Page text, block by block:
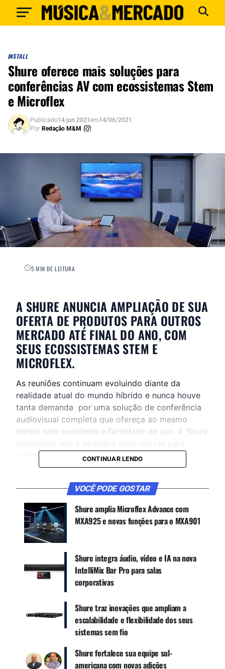
INSTALL
Shure oferece mais soluções para
conferências AV com ecossistemas Stem
e Microflex
Publicado14 jun 2021em14/06/2021
Por Redação M&M
5 MIN DE LEITURA
A SHURE ANUNCIA AMPLIAÇÃO DE SUA
OFERTA DE PRODUTOS PARA OUTROS
MERCADO ATÉ FINAL DO ANO, COM
SEUS ECOSSISTEMAS STEM E
MICROFLEX.
As reuniões continuam evoluindo diante da
realidade atual do mundo híbrido e nunca houve
tanta demanda por uma solução de conferência
audiovisual completa que ofereça ao mesmo
tempo som excelente e facilidade de uso. A Shure
outros mercados até o final de 2021.
CONTINUE ACOMPANHANDO
Receba novas matérias do Música & Mercado no
WhatsApp e no Google News.
Google News
Após a aquisição da Stem Audio no final de 2020,
a Shure está redefinindo seu premiado portfólio
de produtos para conferências de uma forma
única. Isso fortalecerá a liderança da linha de
CONTINUAR LENDO
VOCÊ PODE GOSTAR
Shure amplia Microflex Advance com
MXA925 e novas funções para o MXA901
Shure integra áudio, vídeo e IA na nova
IntelliMix Bar Pro para salas
corporativas
Shure traz inovações que ampliam a
escalabilidade e flexibilidade dos seus
sistemas sem fio
Shure fortalece sua equipe sul-
americana com novas adições